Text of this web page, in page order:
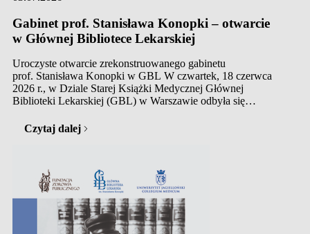
Gabinet prof. Stanisława Konopki – otwarcie
w Głównej Bibliotece Lekarskiej
Uroczyste otwarcie zrekonstruowanego gabinetu
prof. Stanisława Konopki w GBL W czwartek, 18 czerwca
2026 r., w Dziale Starej Książki Medycznej Głównej
Biblioteki Lekarskiej (GBL) w Warszawie odbyła się
prof. Stanisława Konopki – założyciela i pierwszego
Dyrektora GBL. Wydarzenie połączono z dorocznymi
Józef Konopka (1896–1982)…
Czytaj dalej